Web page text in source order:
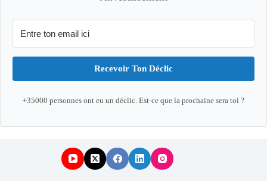
Recevoir Ton Déclic
+35000 personnes ont eu un déclic. Est-ce que la prochaine sera toi ?